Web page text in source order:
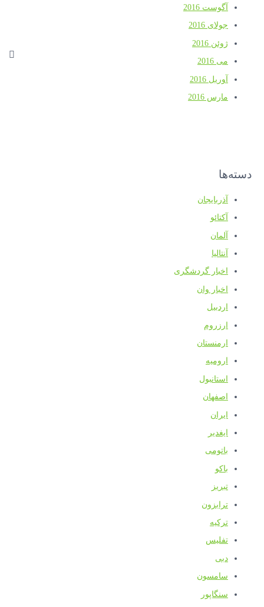
آگوست 2016
جولای 2016
ژوئن 2016
می 2016
آوریل 2016
مارس 2016
دسته‌ها
آذربایجان
آکتائو
آلمان
آنتالیا
اخبار گردشگری
اخبار وان
اردبیل
ارزروم
ارمنستان
ارومیه
استانبول
اصفهان
ایران
ایغدیر
باتومی
باکو
تبریز
ترابزون
ترکیه
تفلیس
دبی
سامسون
سنگاپور